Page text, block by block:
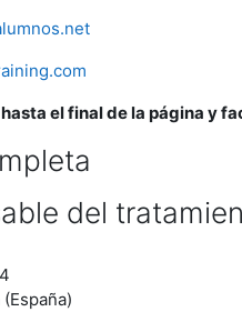
el final de la página y
del